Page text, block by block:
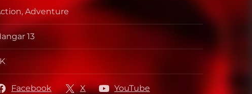
르
Adventure
발사
13
블리셔
Facebook X
YouTube